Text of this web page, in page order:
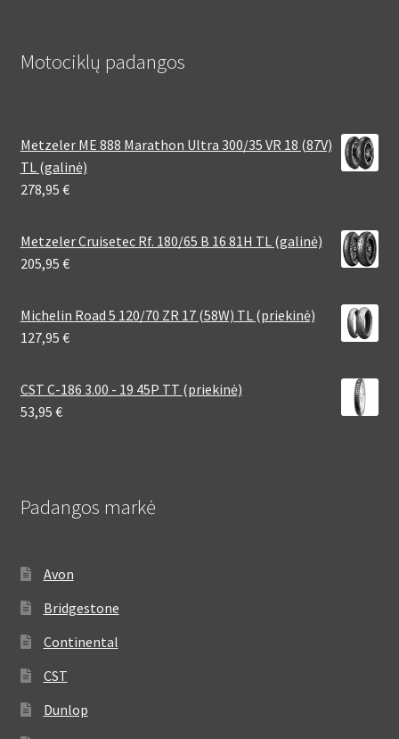
Motociklų padangos
Metzeler ME 888 Marathon Ultra 300/35 VR 18 (87V)
TL (galinė)
278,95 €
Metzeler Cruisetec Rf. 180/65 B 16 81H TL (galinė)
205,95 €
Michelin Road 5 120/70 ZR 17 (58W) TL (priekinė)
127,95 €
CST C-186 3.00 - 19 45P TT (priekinė)
53,95 €
Padangos markė
Avon
Bridgestone
Continental
CST
Dunlop